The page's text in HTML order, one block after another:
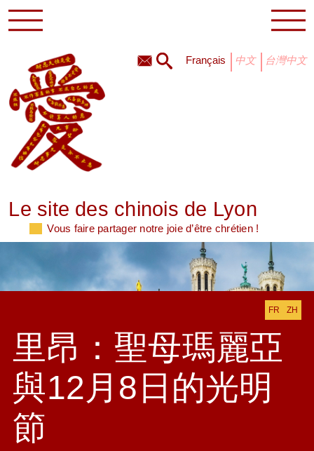
français 中文 台灣中文
Le site des chinois de Lyon
Vous faire partager notre joie d’être chrétien !
FR ZH
里昂：聖母瑪麗亞
與12月8日的光明
節